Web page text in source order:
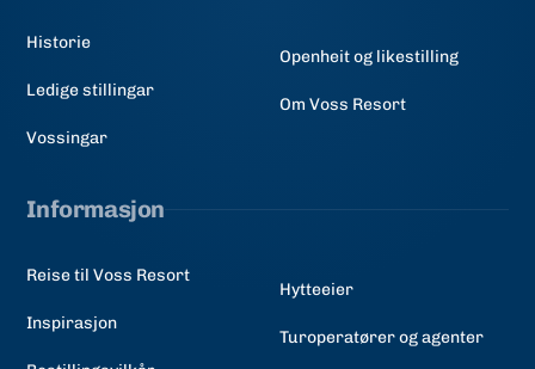
Historie
Ledige stillingar
Vossingar
Openheit og likestilling
Om Voss Resort
Informasjon
Reise til Voss Resort
Inspirasjon
Hytteeier
Turoperatører og agenter